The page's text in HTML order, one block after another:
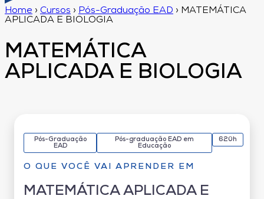
Home › Cursos › Pós-Graduação EAD › MATEMÁTICA
APLICADA E BIOLOGIA
MATEMÁTICA
APLICADA E BIOLOGIA
Pós-Graduação
EAD
Pós-graduação EAD em
Educação
620h
O QUE VOCÊ VAI APRENDER EM
MATEMÁTICA APLICADA E